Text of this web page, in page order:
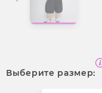
Выберите размер: